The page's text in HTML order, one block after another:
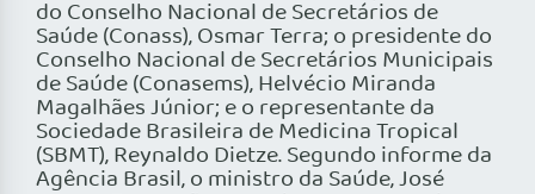
do Conselho Nacional de Secretários de
Saúde (Conass), Osmar Terra; o presidente do
Conselho Nacional de Secretários Municipais
de Saúde (Conasems), Helvécio Miranda
Magalhães Júnior; e o representante da
Sociedade Brasileira de Medicina Tropical
(SBMT), Reynaldo Dietze. Segundo informe da
Agência Brasil, o ministro da Saúde, José